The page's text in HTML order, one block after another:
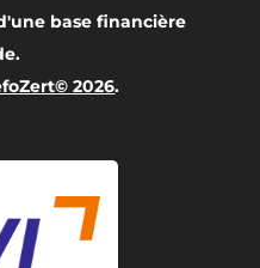
base financière
2026.